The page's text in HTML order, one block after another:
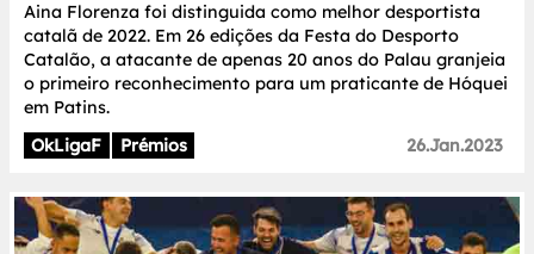
Aina Florenza foi distinguida como melhor desportista
catalã de 2022. Em 26 edições da Festa do Desporto
Catalão, a atacante de apenas 20 anos do Palau granjeia
o primeiro reconhecimento para um praticante de Hóquei
em Patins.
OkLigaF
Prémios 26.Jan.2023